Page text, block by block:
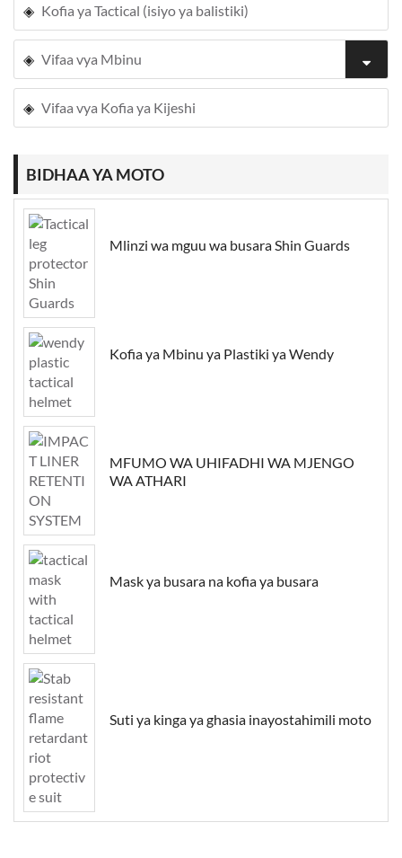
Kofia ya Tactical (isiyo ya balistiki)
Vifaa vya Mbinu
Vifaa vya Kofia ya Kijeshi
BIDHAA YA MOTO
Mlinzi wa mguu wa busara Shin Guards
Kofia ya Mbinu ya Plastiki ya Wendy
MFUMO WA UHIFADHI WA MJENGO
WA ATHARI
Mask ya busara na kofia ya busara
Suti ya kinga ya ghasia inayostahimili moto